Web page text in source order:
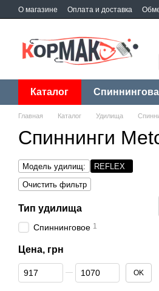
Перейти к основному контенту
О магазине Оплата и доставка
Каталог
Главная Каталог Удилища
Спиннинги
Модель удилищ:
REFLEX
Очистить фильтр
Тип удилища
Спиннинговое 1
Цена, грн
От Цена, грн
До Цена, грн OK